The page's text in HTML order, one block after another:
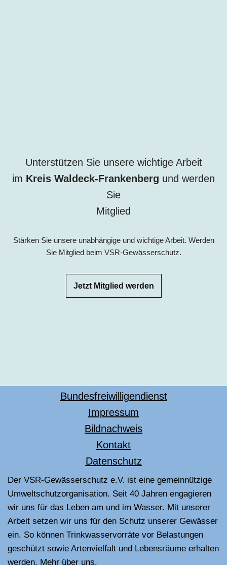
Unterstützen Sie unsere wichtige Arbeit
im Kreis Waldeck-Frankenberg und werden
Sie
Mitglied
Stärken Sie unsere unabhängige und wichtige Arbeit. Werden
Sie Mitglied beim VSR-Gewässerschutz.
Jetzt Mitglied werden
Bundesfreiwilligendienst
Impressum
Bildnachweis
Kontakt
Datenschutz
Der VSR-Gewässerschutz e.V. ist eine gemeinnützige
Umweltschutzorganisation. Seit 40 Jahren engagieren
wir uns für das Leben am und im Wasser. Mit unserer
Arbeit setzen wir uns für den Schutz unserer Gewässer
ein. So können Trinkwasservorräte vor Belastungen
geschützt sowie Artenvielfalt und Lebensräume erhalten
werden. Mehr über uns.